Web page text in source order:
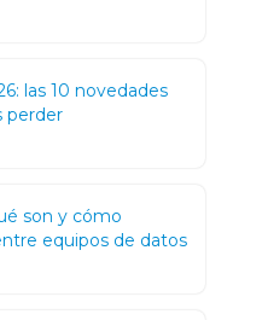
las 10 novedades
perder
son y cómo
equipos de datos